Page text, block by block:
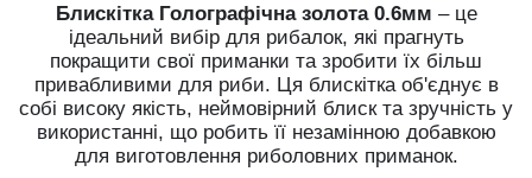
Блискітка Голографічна золота 0.6мм – це
ідеальний вибір для рибалок, які прагнуть
покращити свої приманки та зробити їх більш
привабливими для риби. Ця блискітка об'єднує в
собі високу якість, неймовірний блиск та зручність у
використанні, що робить її незамінною добавкою
для виготовлення риболовних приманок.